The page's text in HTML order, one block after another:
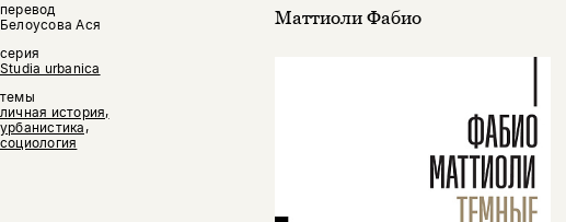
перевод
Белоусова Ася
серия
Studia urbanica
темы
личная история,
урбанистика,
социология
Маттиоли Фабио